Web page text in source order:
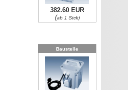
382.60 EUR
(ab 1 Stck)
Baustelle